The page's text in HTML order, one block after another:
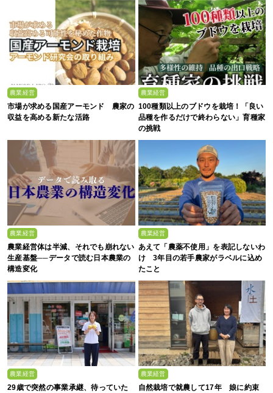
農業経営
市場が求める国産アーモンド 農家の
収益を高める新たな活路
農業経営
100種類以上のブドウを栽培！「良い
品種を作るだけで終わらない」育種家
の挑戦
農業経営
農業経営体は半減、それでも崩れない
生産基盤──データで読む日本農業の
構造変化
農業経営
あえて「農薬不使用」を表記しないわ
け 3年目の若手農家がラベルに込め
たこと
農業経営
29歳で突然の事業承継、待っていた
農業経営
自然栽培で就農して17年 娘に約束